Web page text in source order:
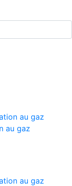
au gaz
au gaz
au gaz